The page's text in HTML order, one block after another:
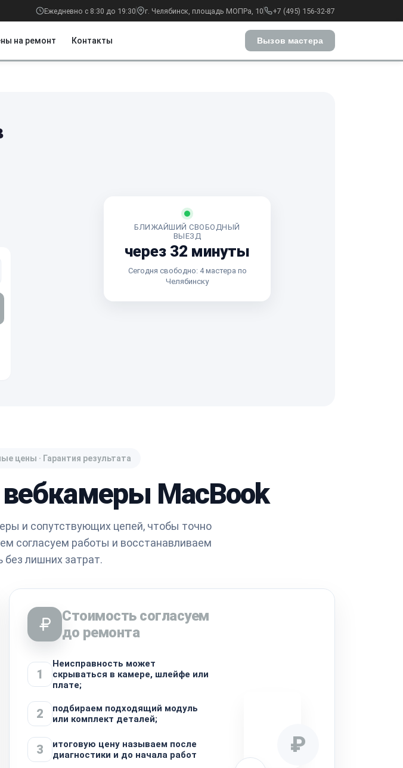
Ежедневно с 8:30 до 19:30 г. Челябинск, площадь МОПРа, 10 +7 (495) 156-32-87
на ремонт Контакты Вызов мастера
БЛИЖАЙШИЙ СВОБОДНЫЙ
ВЫЕЗД
через 32 минуты
Сегодня свободно: 4 мастера по
Челябинску
цены · Гарантия результата
MacBook
и сопутствующих цепей, чтобы точно
согласуем работы и восстанавливаем
без лишних затрат.
Стоимость согласуем
до ремонта
1
Неисправность может
скрываться в камере, шлейфе или
плате;
2
подбираем подходящий модуль
или комплект деталей;
3
итоговую цену называем после
диагностики и до начала работ
₽